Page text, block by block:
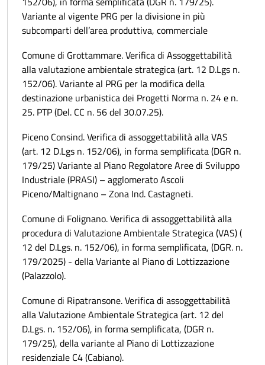
Variante al vigente PRG per la divisione in più
subcomparti dell’area produttiva, commerciale
Comune di Grottammare. Verifica di Assoggettabilità
alla valutazione ambientale strategica (art. 12 D.Lgs n.
152/06). Variante al PRG per la modifica della
destinazione urbanistica dei Progetti Norma n. 24 e n.
25. PTP (Del. CC n. 56 del 30.07.25).
Piceno Consind. Verifica di assoggettabilità alla VAS
(art. 12 D.Lgs n. 152/06), in forma semplificata (DGR n.
179/25) Variante al Piano Regolatore Aree di Sviluppo
Industriale (PRASI) – agglomerato Ascoli
Piceno/Maltignano – Zona Ind. Castagneti.
Comune di Folignano. Verifica di assoggettabilità alla
procedura di Valutazione Ambientale Strategica (VAS) (
12 del D.Lgs. n. 152/06), in forma semplificata, (DGR. n.
179/2025) - della Variante al Piano di Lottizzazione
(Palazzolo).
Comune di Ripatransone. Verifica di assoggettabilità
alla Valutazione Ambientale Strategica (art. 12 del
D.Lgs. n. 152/06), in forma semplificata, (DGR n.
179/25), della variante al Piano di Lottizzazione
residenziale C4 (Cabiano).